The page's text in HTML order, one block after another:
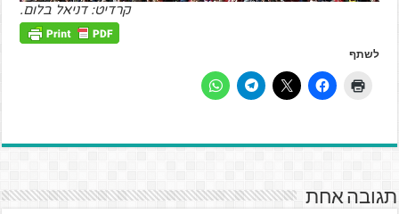
קרדיט: דניאל בלום.
לשתף
תגובה אחת